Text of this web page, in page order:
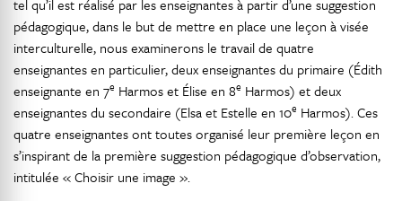
tel qu’il est réalisé par les enseignantes à partir d’une suggestion
pédagogique, dans le but de mettre en place une leçon à visée
interculturelle, nous examinerons le travail de quatre
enseignantes en particulier, deux enseignantes du primaire (Édith
enseignante en 7e Harmos et Élise en 8e Harmos) et deux
enseignantes du secondaire (Elsa et Estelle en 10e Harmos). Ces
quatre enseignantes ont toutes organisé leur première leçon en
s’inspirant de la première suggestion pédagogique d’observation,
intitulée « Choisir une image ».